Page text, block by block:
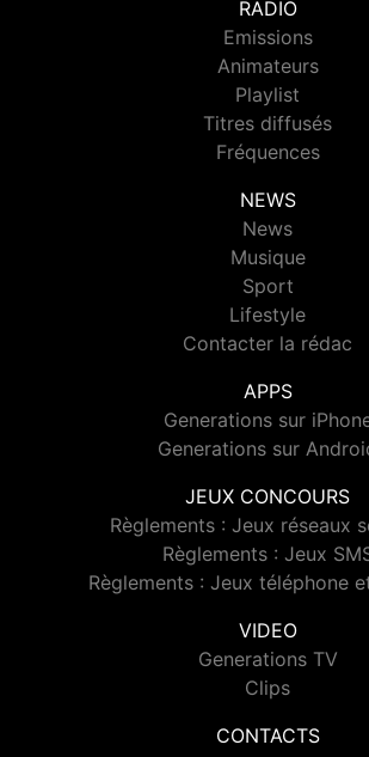
RADIO
Emissions
Animateurs
Playlist
Titres diffusés
Fréquences
NEWS
News
Musique
Sport
Lifestyle
Contacter la rédac
APPS
Generations sur
Generations sur
JEUX CONCOURS
Règlements : Jeux réseaux
Règlements : Jeux
Règlements : Jeux téléphone
VIDEO
Generations TV
Clips
CONTACTS